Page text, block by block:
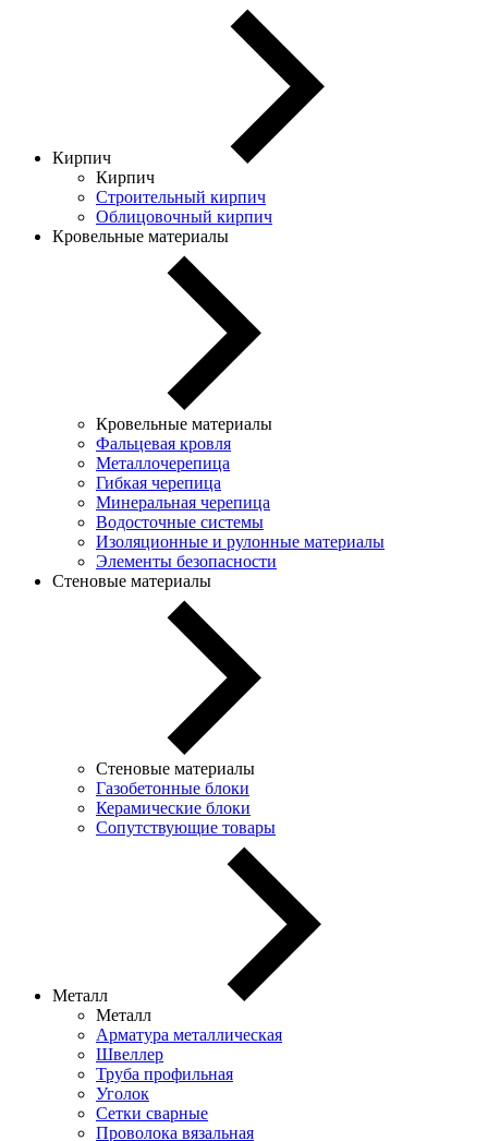
Кирпич
Кирпич
Строительный кирпич
Облицовочный кирпич
Кровельные материалы
Кровельные материалы
Фальцевая кровля
Металлочерепица
Гибкая черепица
Минеральная черепица
Водосточные системы
Изоляционные и рулонные материалы
Элементы безопасности
Стеновые материалы
Стеновые материалы
Газобетонные блоки
Керамические блоки
Сопутствующие товары
Металл
Металл
Арматура металлическая
Швеллер
Труба профильная
Уголок
Сетки сварные
Проволока вязальная